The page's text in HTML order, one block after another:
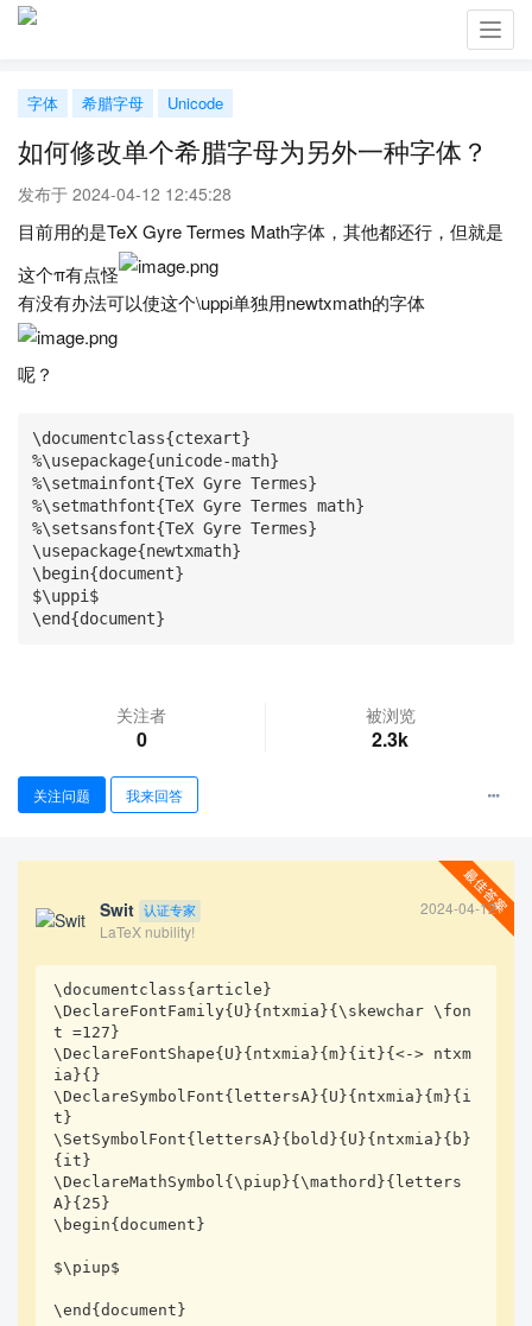
字体 希腊字母 Unicode
如何修改单个希腊字母为另外一种字体？
发布于 2024-04-12 12:45:28
目前用的是TeX Gyre Termes Math字体，其他都还行，但就是
这个π有点怪
有没有办法可以使这个\uppi单独用newtxmath的字体
呢？
\documentclass{ctexart}
%\usepackage{unicode-math}
%\setmainfont{TeX Gyre Termes}
%\setmathfont{TeX Gyre Termes math}
%\setsansfont{TeX Gyre Termes}
\usepackage{newtxmath}
\begin{document}
$\uppi$
\end{document}
关注者
0
被浏览
2.3k
关注问题 我来回答
Swit 认证专家
2024-04-12
LaTeX nubility!
\documentclass{article}
\DeclareFontFamily{U}{ntxmia}{\skewchar \fon
t =127}
\DeclareFontShape{U}{ntxmia}{m}{it}{<-> ntxm
ia}{}
\DeclareSymbolFont{lettersA}{U}{ntxmia}{m}{i
t}
\SetSymbolFont{lettersA}{bold}{U}{ntxmia}{b}
{it}
\DeclareMathSymbol{\piup}{\mathord}{letters
A}{25}
\begin{document}
$\piup$
\end{document}